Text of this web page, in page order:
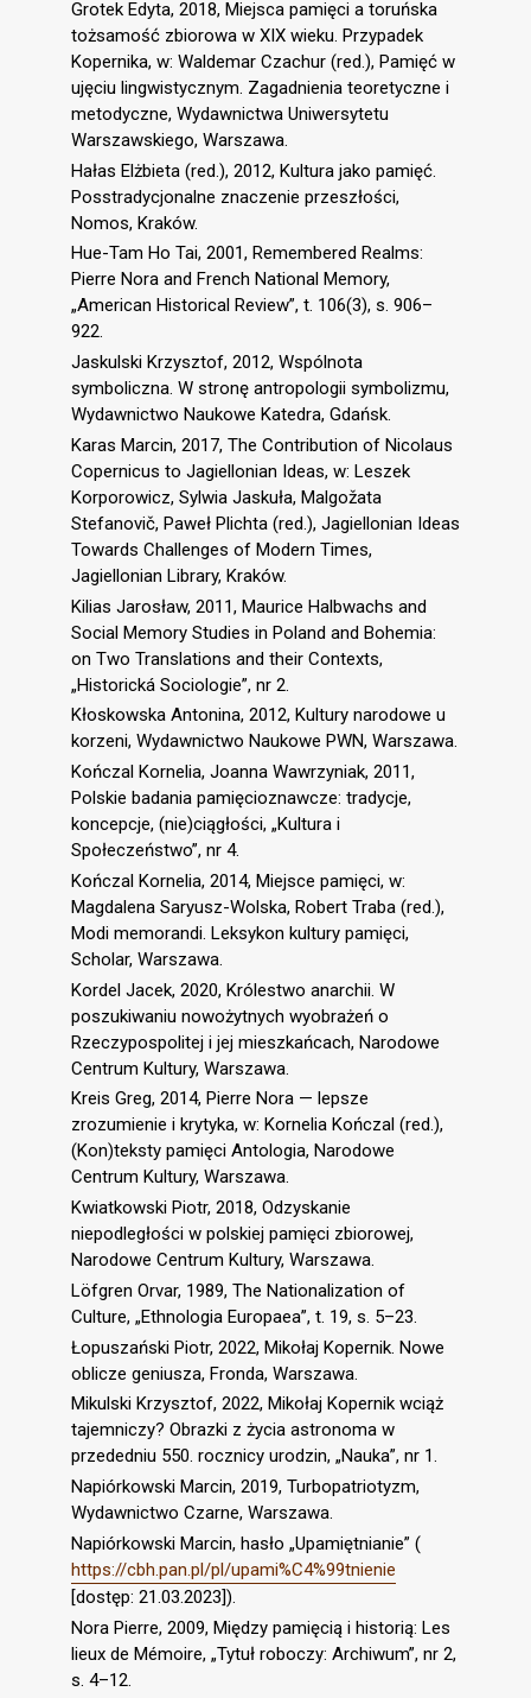
Grotek Edyta, 2018, Miejsca pamięci a toruńska
tożsamość zbiorowa w XIX wieku. Przypadek
Kopernika, w: Waldemar Czachur (red.), Pamięć w
ujęciu lingwistycznym. Zagadnienia teoretyczne i
metodyczne, Wydawnictwa Uniwersytetu
Warszawskiego, Warszawa.
Hałas Elżbieta (red.), 2012, Kultura jako pamięć.
Posstradycjonalne znaczenie przeszłości,
Nomos, Kraków.
Hue-Tam Ho Tai, 2001, Remembered Realms:
Pierre Nora and French National Memory,
„American Historical Review”, t. 106(3), s. 906–
922.
Jaskulski Krzysztof, 2012, Wspólnota
symboliczna. W stronę antropologii symbolizmu,
Wydawnictwo Naukowe Katedra, Gdańsk.
Karas Marcin, 2017, The Contribution of Nicolaus
Copernicus to Jagiellonian Ideas, w: Leszek
Korporowicz, Sylwia Jaskuła, Malgožata
Stefanovič, Paweł Plichta (red.), Jagiellonian Ideas
Towards Challenges of Modern Times,
Jagiellonian Library, Kraków.
Kilias Jarosław, 2011, Maurice Halbwachs and
Social Memory Studies in Poland and Bohemia:
on Two Translations and their Contexts,
„Historická Sociologie”, nr 2.
Kłoskowska Antonina, 2012, Kultury narodowe u
korzeni, Wydawnictwo Naukowe PWN, Warszawa.
Kończal Kornelia, Joanna Wawrzyniak, 2011,
Polskie badania pamięcioznawcze: tradycje,
koncepcje, (nie)ciągłości, „Kultura i
Społeczeństwo”, nr 4.
Kończal Kornelia, 2014, Miejsce pamięci, w:
Magdalena Saryusz-Wolska, Robert Traba (red.),
Modi memorandi. Leksykon kultury pamięci,
Scholar, Warszawa.
Kordel Jacek, 2020, Królestwo anarchii. W
poszukiwaniu nowożytnych wyobrażeń o
Rzeczypospolitej i jej mieszkańcach, Narodowe
Centrum Kultury, Warszawa.
Kreis Greg, 2014, Pierre Nora — lepsze
zrozumienie i krytyka, w: Kornelia Kończal (red.),
(Kon)teksty pamięci Antologia, Narodowe
Centrum Kultury, Warszawa.
Kwiatkowski Piotr, 2018, Odzyskanie
niepodległości w polskiej pamięci zbiorowej,
Narodowe Centrum Kultury, Warszawa.
Löfgren Orvar, 1989, The Nationalization of
Culture, „Ethnologia Europaea”, t. 19, s. 5–23.
Łopuszański Piotr, 2022, Mikołaj Kopernik. Nowe
oblicze geniusza, Fronda, Warszawa.
Mikulski Krzysztof, 2022, Mikołaj Kopernik wciąż
tajemniczy? Obrazki z życia astronoma w
przededniu 550. rocznicy urodzin, „Nauka”, nr 1.
Napiórkowski Marcin, 2019, Turbopatriotyzm,
Wydawnictwo Czarne, Warszawa.
Napiórkowski Marcin, hasło „Upamiętnianie” (
https://cbh.pan.pl/pl/upami%C4%99tnienie
[dostęp: 21.03.2023]).
Nora Pierre, 2009, Między pamięcią i historią: Les
lieux de Mémoire, „Tytuł roboczy: Archiwum”, nr 2,
s. 4–12.